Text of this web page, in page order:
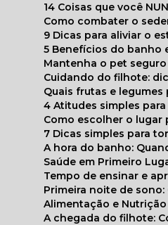
14 Coisas que você
Como combater o
9 Dicas para aliviar o
5 Benefícios do
Mantenha o pet
Cuidando do filhote:
Quais frutas e
4 Atitudes simples
Como escolher o
7 Dicas simples para
A hora do banho:
Saúde em Primeiro
Tempo de ensinar e
Primeira noite de
Alimentação e
A chegada do filhote: